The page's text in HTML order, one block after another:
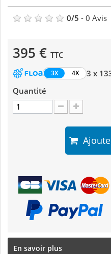
0/5 - 0 Avis
395 € TTC
3X 4X
3 x
Quantité
En savoir plus